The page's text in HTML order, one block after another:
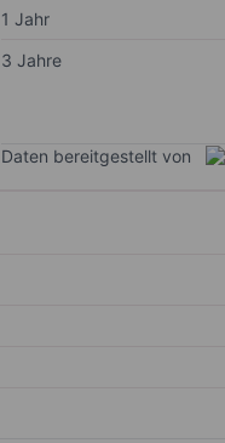
1 Jahr
3 Jahre
Daten bereitgestellt von